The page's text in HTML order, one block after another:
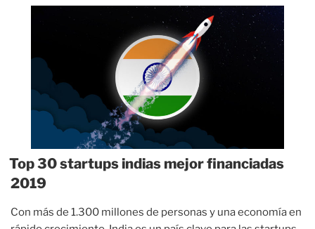
Top 30 startups indias mejor financiadas
2019
Con más de 1.300 millones de personas y una economía en